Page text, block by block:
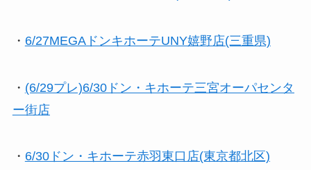
・ 6/27MEGAドンキホーテUNY嬉野店(三重県)
・ (6/29プレ)6/30ドン・キホーテ三宮オーパセンタ
ー街店
・ 6/30ドン・キホーテ赤羽東口店(東京都北区)